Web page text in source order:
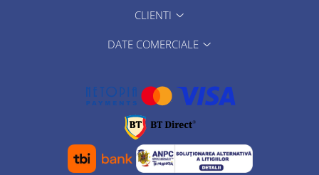
CLIENTI
DATE COMERCIALE